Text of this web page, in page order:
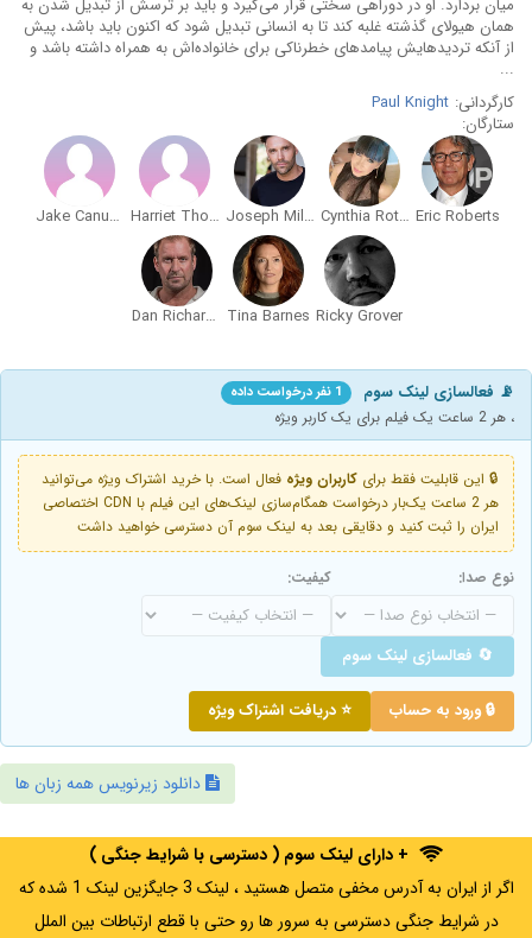
میان بردارد. او در دوراهی سختی قرار می‌گیرد و باید بر ترسش از تبدیل شدن به
همان هیولای گذشته غلبه کند تا به انسانی تبدیل شود که اکنون باید باشد، پیش
از آنکه تردیدهایش پیامدهای خطرناکی برای خانواده‌اش به همراه داشته باشد و
...
کارگردانی: Paul Knight
ستارگان:
Eric Roberts
Cynthia Rothrock
Joseph Millson
Harriet Thorpe
Jake Canuso
Ricky Grover
Tina Barnes
Dan Richardson
📡 فعالسازی لینک سوم 1 نفر درخواست داده
، هر 2 ساعت یک فیلم برای یک کاربر ویژه
🔒 این قابلیت فقط برای کاربران ویژه فعال است. با خرید اشتراک ویژه می‌توانید
هر 2 ساعت یک‌بار درخواست همگام‌سازی لینک‌های این فیلم با CDN اختصاصی
ایران را ثبت کنید و دقایقی بعد به لینک سوم آن دسترسی خواهید داشت
نوع صدا: کیفیت:
🔄 فعالسازی لینک سوم
🔒 ورود به حساب ⭐ دریافت اشتراک ویژه
دانلود زیرنویس همه زبان ها
+ دارای لینک سوم ( دسترسی با شرایط جنگی )
اگر از ایران به آدرس مخفی متصل هستید ، لینک 3 جایگزین لینک 1 شده که
در شرایط جنگی دسترسی به سرور ها رو حتی با قطع ارتباطات بین الملل